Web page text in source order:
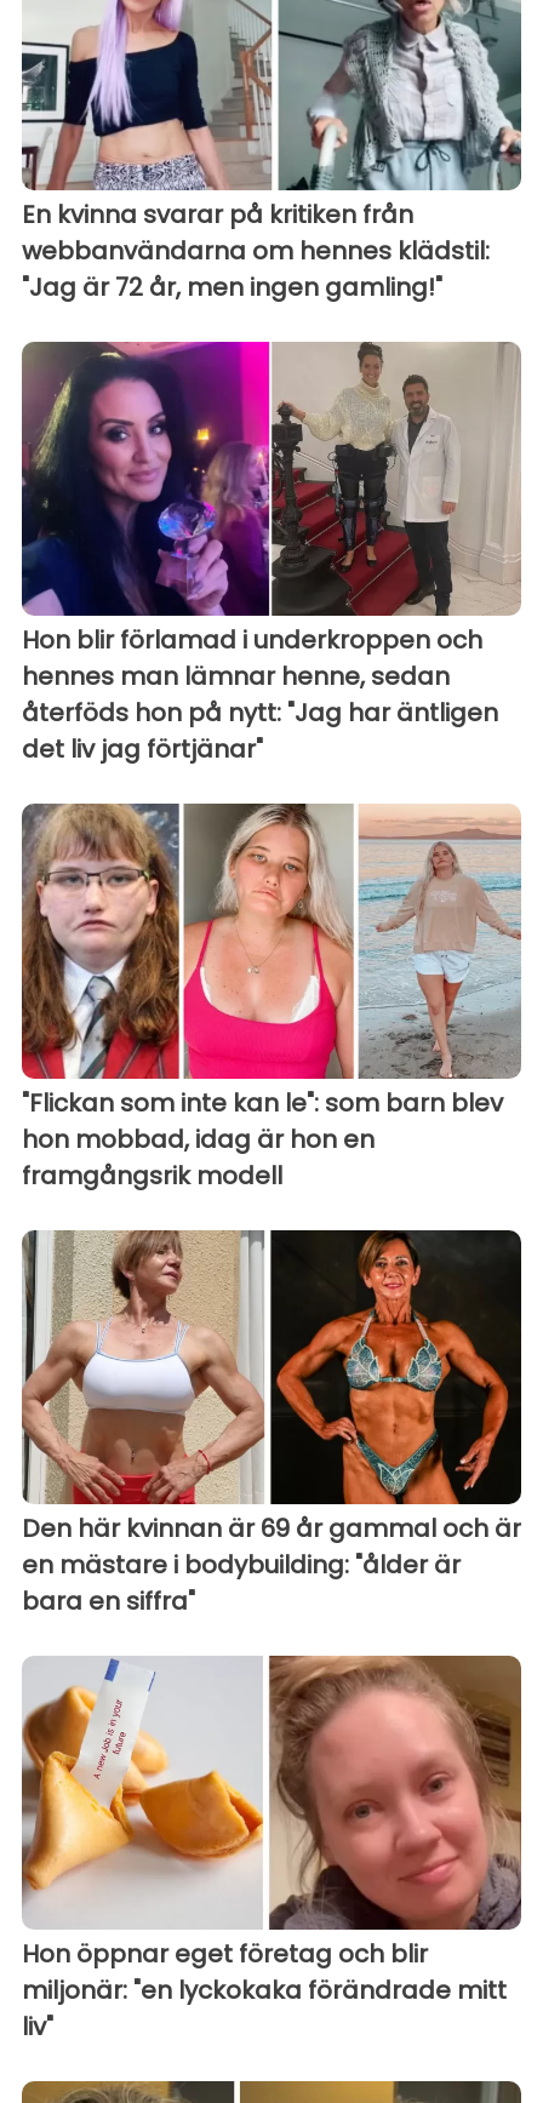
En kvinna svarar på kritiken från
webbanvändarna om hennes klädstil:
"Jag är 72 år, men ingen gamling!"
Hon blir förlamad i underkroppen och
hennes man lämnar henne, sedan
återföds hon på nytt: "Jag har äntligen
det liv jag förtjänar"
"Flickan som inte kan le": som barn blev
hon mobbad, idag är hon en
framgångsrik modell
Den här kvinnan är 69 år gammal och är
en mästare i bodybuilding: "ålder är
bara en siffra"
Hon öppnar eget företag och blir
miljonär: "en lyckokaka förändrade mitt
liv"